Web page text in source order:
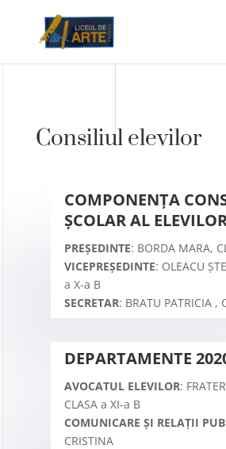
Consiliul elevilor
COMPONENȚA
ȘCOLAR AL
PREȘEDINTE: BORDA MARA,
VICEPREȘEDINTE: OLEACU
a X-a B
SECRETAR: BRATU PATRICIA ,
DEPARTAMENTE
AVOCATUL ELEVILOR:
CLASA a XI-a B
COMUNICARE ȘI RELAȚII
CRISTINA